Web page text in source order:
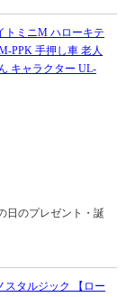
トミニM ハローキテ
PPK 手押し車 老人
キャラクター UL-
日のプレゼント・誕
スタルジック 【ロー